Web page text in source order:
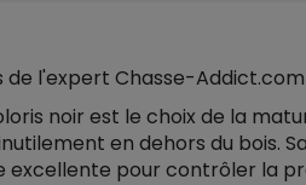
de l'expert Chasse-Addict.com
noir est le choix de la
en dehors du bois.
excellente pour contrôler la